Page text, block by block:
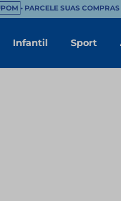
• PARCELE SUAS COMPRAS
Infantil Sport